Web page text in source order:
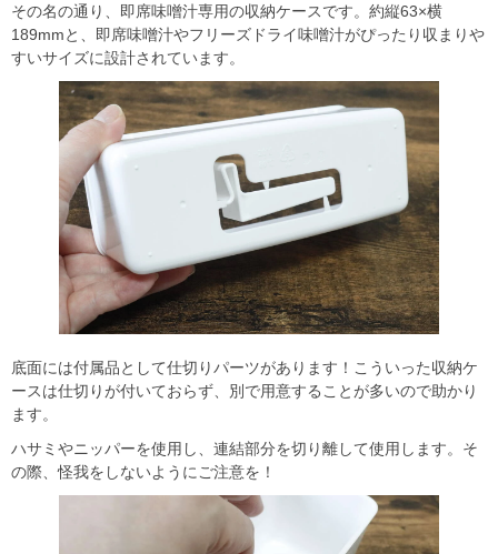
その名の通り、即席味噌汁専用の収納ケースです。約縦63×横
189mmと、即席味噌汁やフリーズドライ味噌汁がぴったり収まりや
すいサイズに設計されています。
底面には付属品として仕切りパーツがあります！こういった収納ケ
ースは仕切りが付いておらず、別で用意することが多いので助かり
ます。
ハサミやニッパーを使用し、連結部分を切り離して使用します。そ
の際、怪我をしないようにご注意を！